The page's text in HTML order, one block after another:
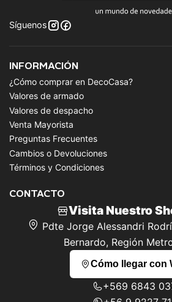
Síguenos
INFORMACIÓN
¿Cómo comprar en DecoCasa?
Valores de armado
Valores de despacho
Venta Mayorista
Preguntas Frecuentes
Cambios o Devoluciones
Términos y Condiciones
CONTACTO
Visita Nuestro
Pdte Jorge Alessandri
Bernardo, Región
Cómo llegar con
+569 6843